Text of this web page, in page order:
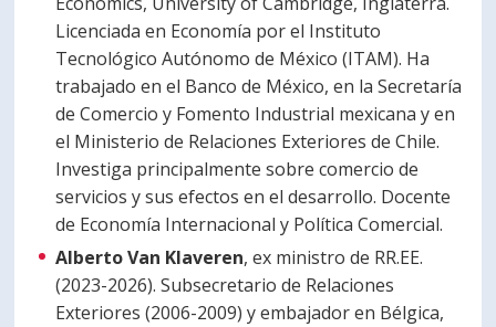
Licenciada en Economía por el Instituto
Tecnológico Autónomo de México (ITAM). Ha
trabajado en el Banco de México, en la Secretaría
de Comercio y Fomento Industrial mexicana y en
el Ministerio de Relaciones Exteriores de Chile.
Investiga principalmente sobre comercio de
servicios y sus efectos en el desarrollo. Docente
de Economía Internacional y Política Comercial.
Alberto Van Klaveren, ex ministro de RR.EE.
(2023-2026). Subsecretario de Relaciones
Exteriores (2006-2009) y embajador en Bélgica,